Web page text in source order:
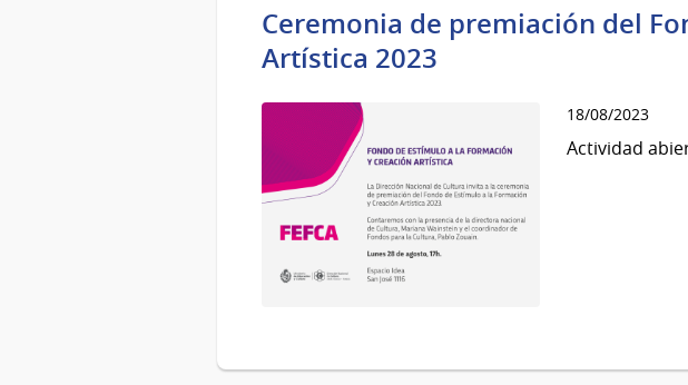
Ceremonia de premiación del
Artística 2023
18/08/2023
Actividad